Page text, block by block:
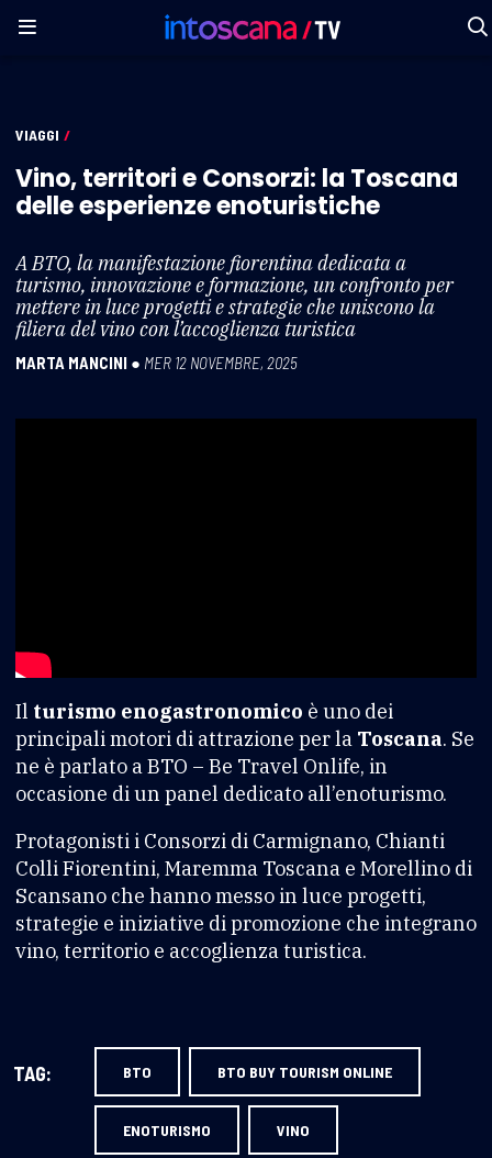
VIAGGI /
Vino, territori e Consorzi: la Toscana
delle esperienze enoturistiche
A BTO, la manifestazione fiorentina dedicata a
turismo, innovazione e formazione, un confronto per
mettere in luce progetti e strategie che uniscono la
filiera del vino con l’accoglienza turistica
MARTA MANCINI ● MER 12 NOVEMBRE, 2025
Il turismo enogastronomico è uno dei
principali motori di attrazione per la Toscana. Se
ne è parlato a BTO – Be Travel Onlife, in
occasione di un panel dedicato all’enoturismo.
Protagonisti i Consorzi di Carmignano, Chianti
Colli Fiorentini, Maremma Toscana e Morellino di
Scansano che hanno messo in luce progetti,
strategie e iniziative di promozione che integrano
vino, territorio e accoglienza turistica.
TAG: BTO BTO BUY TOURISM ONLINE
ENOTURISMO VINO